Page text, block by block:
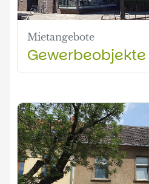
Mietangebote
Gewerbeobjekte